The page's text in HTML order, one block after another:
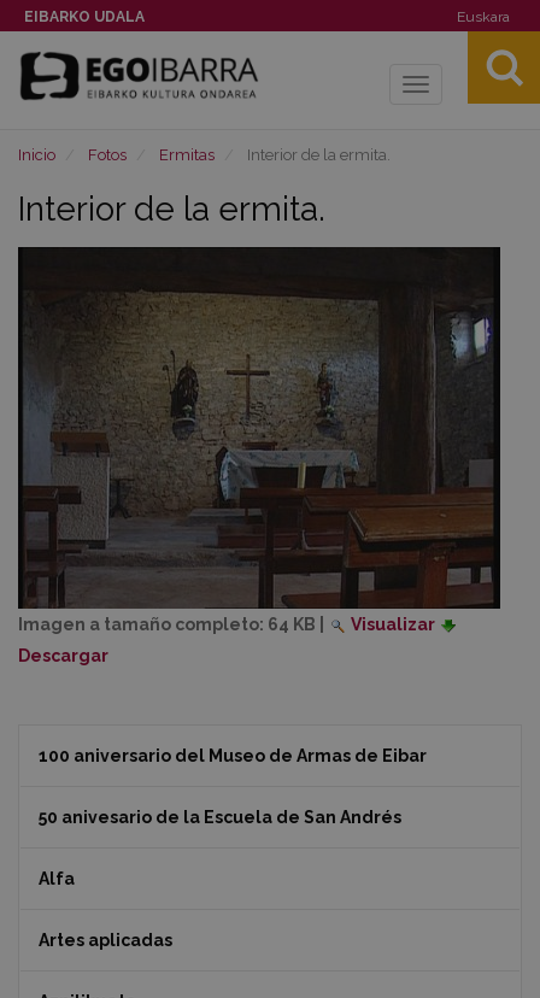
EIBARKO UDALA Euskara
Toggle
Inicio Fotos Ermitas Interior de la ermita.
Interior de la ermita.
Imagen a tamaño completo: 64 KB
Visualizar
Descargar
100 aniversario del Museo de Armas de Eibar
50 anivesario de la Escuela de San Andrés
Alfa
Artes aplicadas